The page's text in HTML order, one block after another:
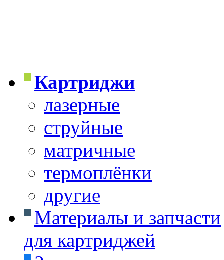
Картриджи
лазерные
струйные
матричные
термоплёнки
другие
Материалы и запчасти
для картриджей